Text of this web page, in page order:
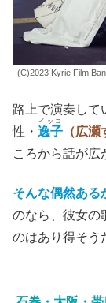
(C)2023 Kyrie Film
路上で演奏して
性・ 逸子
イッコ
（広瀬
ころから話が広
そんな偶然ある
のなら、彼女の
のはあり得そう